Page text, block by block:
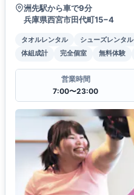
洲先駅から車で9分
兵庫県西宮市田代町15−4
タオルレンタル シューズレンタル
体組成計
完全個室 無料体験
営業時間
7:00〜23:00